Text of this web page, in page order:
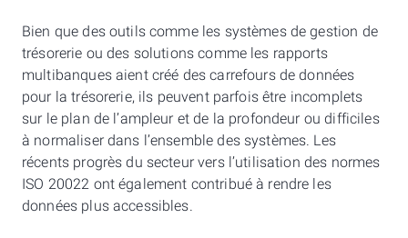
Bien que des outils comme les systèmes de gestion de
trésorerie ou des solutions comme les rapports
multibanques aient créé des carrefours de données
pour la trésorerie, ils peuvent parfois être incomplets
sur le plan de l’ampleur et de la profondeur ou difficiles
à normaliser dans l’ensemble des systèmes. Les
récents progrès du secteur vers l’utilisation des normes
ISO 20022 ont également contribué à rendre les
données plus accessibles.